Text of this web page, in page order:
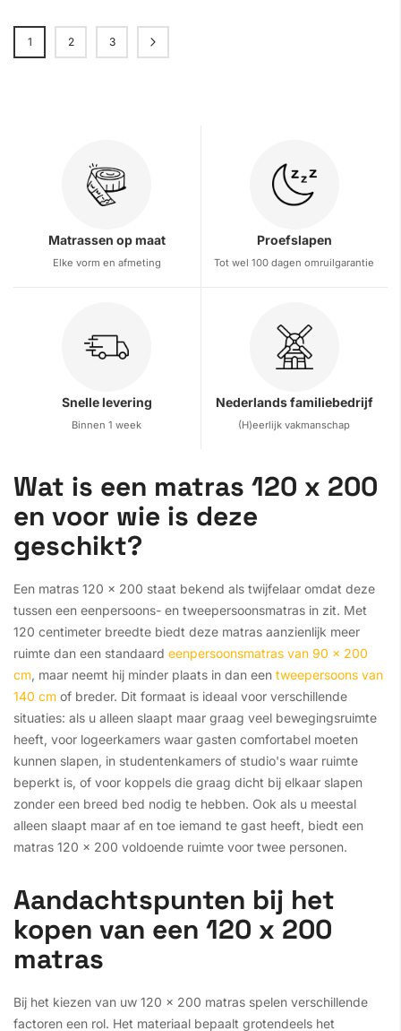
Pagina
U lees momenteel pagina
1 Pagina
2 Pagina
3 Pagina
Volgende
Matrassen op maat
Elke vorm en afmeting
Proefslapen
Tot wel 100 dagen omruilgarantie
Snelle levering
Binnen 1 week
Nederlands familiebedrijf
(H)eerlijk vakmanschap
Wat is een matras 120 x 200
en voor wie is deze
geschikt?
Een matras 120 x 200 staat bekend als twijfelaar omdat deze
tussen een eenpersoons- en tweepersoonsmatras in zit. Met
120 centimeter breedte biedt deze matras aanzienlijk meer
ruimte dan een standaard eenpersoonsmatras van 90 x 200
cm, maar neemt hij minder plaats in dan een tweepersoons van
140 cm of breder. Dit formaat is ideaal voor verschillende
situaties: als u alleen slaapt maar graag veel bewegingsruimte
heeft, voor logeerkamers waar gasten comfortabel moeten
kunnen slapen, in studentenkamers of studio's waar ruimte
beperkt is, of voor koppels die graag dicht bij elkaar slapen
zonder een breed bed nodig te hebben. Ook als u meestal
alleen slaapt maar af en toe iemand te gast heeft, biedt een
matras 120 x 200 voldoende ruimte voor twee personen.
Aandachtspunten bij het
kopen van een 120 x 200
matras
Bij het kiezen van uw 120 x 200 matras spelen verschillende
factoren een rol. Het materiaal bepaalt grotendeels het